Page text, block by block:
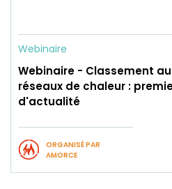
Webinaire
Webinaire - Classement
réseaux de chaleur :
d'actualité
ORGANISÉ PAR
AMORCE